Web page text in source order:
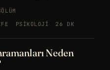
PSIKOLOJI 26 DK
Neden